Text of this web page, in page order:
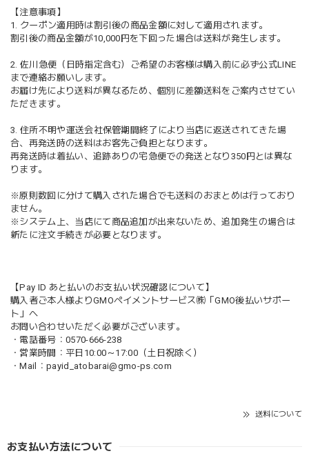
【注意事項】
1. クーポン適用時は割引後の商品金額に対して適用されます。
割引後の商品金額が10,000円を下回った場合は送料が発生します。
2. 佐川急便（日時指定含む）ご希望のお客様は購入前に必ず公式LINE
まで連絡お願いします。
お届け先により送料が異なるため、個別に差額送料をご案内させてい
ただきます。
3. 住所不明や運送会社保管期間終了により当店に返送されてきた場
合、再発送時の送料はお客先ご負担となります。
再発送時は着払い、追跡ありの宅急便での発送となり350円とは異な
ります。
※原則数回に分けて購入された場合でも送料のおまとめは行っており
ません。
※システム上、当店にて商品追加が出来ないため、追加発生の場合は
新たに注文手続きが必要となります。
【Pay ID あと払いのお支払い状況確認について】
購入者ご本人様よりGMOペイメントサービス㈱「GMO後払いサポー
ト」へ
お問い合わせいただく必要がございます。
・電話番号：0570-666-238
・営業時間：平日10:00～17:00（土日祝除く）
・Mail： payid_atobarai@gmo-ps.com
送料について
お支払い方法について